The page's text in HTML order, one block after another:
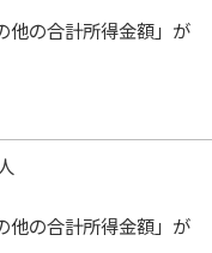
他の合計所得金額」が
他の合計所得金額」が